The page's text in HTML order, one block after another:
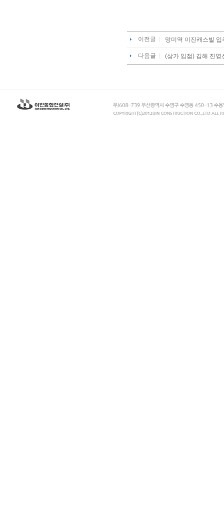
이전글 망미역 이진캐스빌
다음글 (상가 입점) 김해 진영